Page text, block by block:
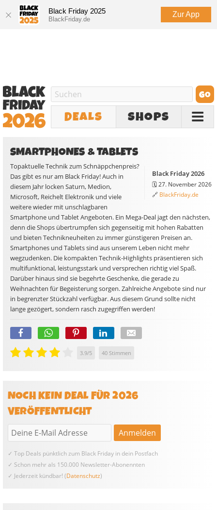
Black Friday 2025
BlackFriday.de
Zur App
DEALS SHOPS
SMARTPHONES & TABLETS
Black Friday 2026
🗓️27. November 2026
🔗 BlackFriday.de
Topaktuelle Technik zum Schnäppchenpreis?
Das gibt es nur am Black Friday! Auch in
diesem Jahr locken Saturn, Medion,
Microsoft, Reichelt Elektronik und viele
weitere wieder mit unschlagbaren
Smartphone und Tablet Angeboten. Ein Mega-Deal jagt den nächsten,
denn die Shops übertrumpfen sich gegenseitig mit hohen Rabatten
und bieten Technikneuheiten zu immer günstigeren Preisen an.
Smartphones und Tablets sind aus unserem Leben nicht mehr
wegzudenken. Die kompakten Technik-Highlights präsentieren sich
multifunktional, leistungsstark und versprechen richtig viel Spaß.
Darüber hinaus sind sie begehrte Geschenke, die gerade zu
Weihnachten für Begeisterung sorgen. Zahlreiche Angebote sind nur
in begrenzter Stückzahl verfügbar. Aus diesem Grund sollte nicht
lange gezögert, sondern rasch zugegriffen werden!
3.9/5 40 Stimmen
NOCH KEIN DEAL FÜR 2026
VERÖFFENTLICHT
✓ Top Deals pünktlich zum Black Friday in dein Postfach
✓ Schon mehr als 150.000 Newsletter-Abonennten
✓ Jederzeit kündbar! (Datenschutz)